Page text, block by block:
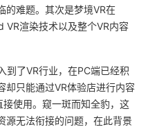
的难题。其次是梦境VR在
VR渲染技术以及整个VR内容
到了VR行业，在PC端已经积
却只能通过VR体验店进行内容
使用。窥一斑而知全豹，这
源无法衔接的问题，在此背景